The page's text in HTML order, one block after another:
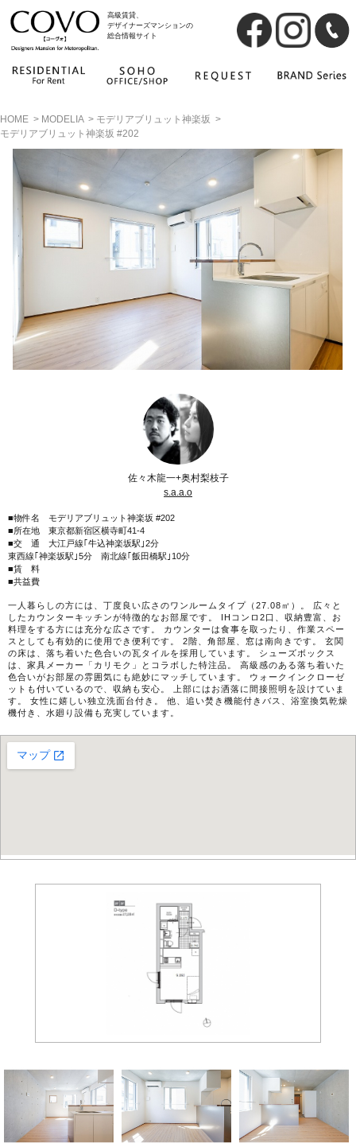
高級賃貸、
デザイナーズマンションの
総合情報サイト
HOME > MODELIA > モデリアブリュット神楽坂 >
モデリアブリュット神楽坂 #202
佐々木龍一+奥村梨枝子
s.a.a.o
■物件名 モデリアブリュット神楽坂 #202
■所在地 東京都新宿区横寺町41-4
■交 通 大江戸線｢牛込神楽坂駅｣2分
東西線｢神楽坂駅｣5分 南北線｢飯田橋駅｣10分
■賃 料
■共益費
一人暮らしの方には、丁度良い広さのワンルームタイプ（27.08㎡）。 広々と
したカウンターキッチンが特徴的なお部屋です。 IHコンロ2口、収納豊富、お
料理をする方には充分な広さです。 カウンターは食事を取ったり、作業スペー
スとしても有効的に使用でき便利です。 2階、角部屋、窓は南向きです。 玄関
の床は、落ち着いた色合いの瓦タイルを採用しています。 シューズボックス
は、家具メーカー「カリモク」とコラボした特注品。 高級感のある落ち着いた
色合いがお部屋の雰囲気にも絶妙にマッチしています。 ウォークインクローゼ
ットも付いているので、収納も安心。 上部にはお洒落に間接照明を設けていま
す。 女性に嬉しい独立洗面台付き。 他、追い焚き機能付きバス、浴室換気乾燥
機付き、水廻り設備も充実しています。